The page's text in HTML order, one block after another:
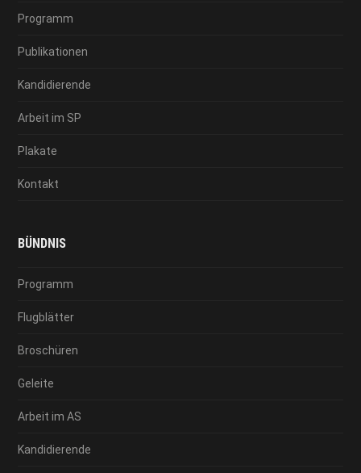
Programm
Publikationen
Kandidierende
Arbeit im SP
Plakate
Kontakt
BÜNDNIS
Programm
Flugblätter
Broschüren
Geleite
Arbeit im AS
Kandidierende